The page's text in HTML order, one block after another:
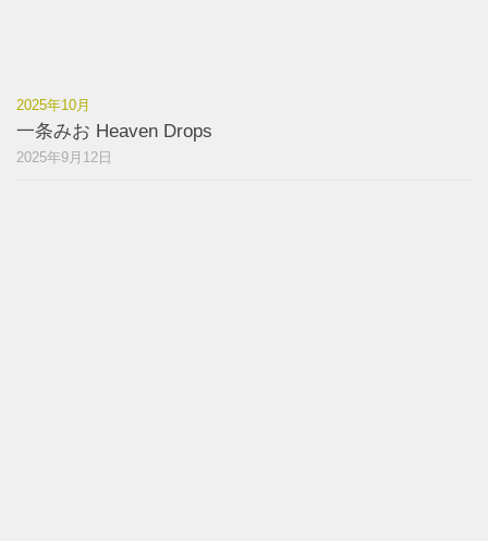
2025年10月
一条みお Heaven Drops
2025年9月12日